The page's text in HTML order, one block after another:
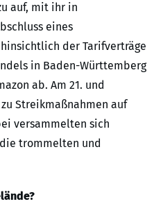
auf, mit ihr in
eines
der Tarifverträge
in Baden-Württemberg
ab. Am 21. und
Streikmaßnahmen auf
versammelten sich
trommelten und